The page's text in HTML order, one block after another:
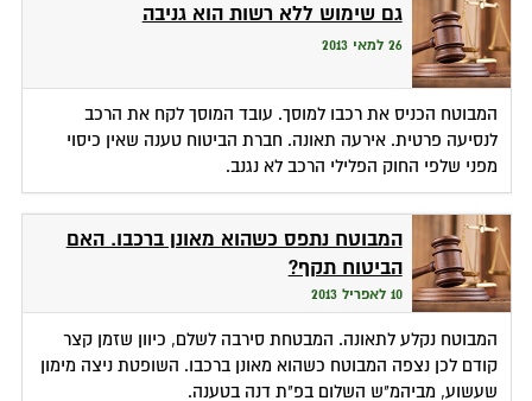
גם שימוש ללא רשות הוא גניבה
26 למאי 2013
המבוטח הכניס את רכבו למוסך. עובד המוסך לקח את הרכב
לנסיעה פרטית. אירעה תאונה. חברת הביטוח טענה שאין כיסוי
מפני שלפי החוק הפלילי הרכב לא נגנב.
המבוטח נתפס כשהוא מאונן ברכבו. האם
הביטוח תקף?
10 לאפריל 2013
המבוטח נקלע לתאונה. המבטחת סירבה לשלם, כיוון שזמן קצר
קודם לכן נצפה המבוטח כשהוא מאונן ברכבו. השופטת ניצה מימון
שעשוע, מביהמ"ש השלום בפ"ת דנה בטענה.